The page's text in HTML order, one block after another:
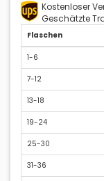
Kostenloser
Geschätzte
Flaschen
1-6
7-12
13-18
19-24
25-30
31-36